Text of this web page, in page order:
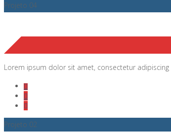
Projeto 04
Lorem ipsum dolor sit amet, consectetur
Projeto 02